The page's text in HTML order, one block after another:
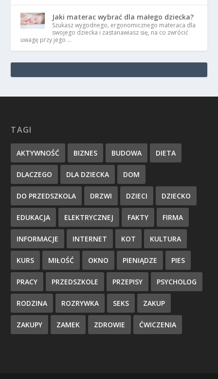
Jaki materac wybrać dla małego dziecka?
Szukasz wygodnego, ergonomicznego materaca dla
swojego dziecka i zastanawiasz się, na co zwrócić
uwagę przy jego …
TAGI
AKTYWNOŚĆ BIZNES BUDOWA DIETA
DLACZEGO DLA DZIECKA DOM
DO PRZEDSZKOLA DRZWI DZIECI DZIECKO
EDUKACJA ELEKTRYCZNEJ FAKTY FIRMA
INFORMACJE INTERNET KOT KULTURA
KURS MIŁOŚĆ OKNO PIENIĄDZE PIES
PRACY PRZEDSZKOLE PRZEPISY PSYCHOLOG
RODZINA ROZRYWKA SEKS ZAKUP
ZAKUPY ZAMEK ZDROWIE ĆWICZENIA